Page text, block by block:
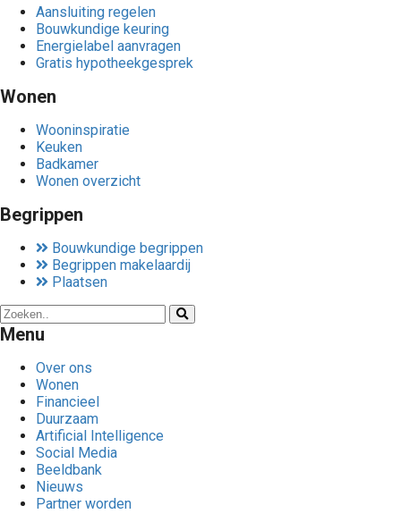
Aansluiting regelen
Bouwkundige keuring
Energielabel aanvragen
Gratis hypotheekgesprek
Wonen
Wooninspiratie
Keuken
Badkamer
Wonen overzicht
Begrippen
Bouwkundige begrippen
Begrippen makelaardij
Plaatsen
Menu
Over ons
Wonen
Financieel
Duurzaam
Artificial Intelligence
Social Media
Beeldbank
Nieuws
Partner worden